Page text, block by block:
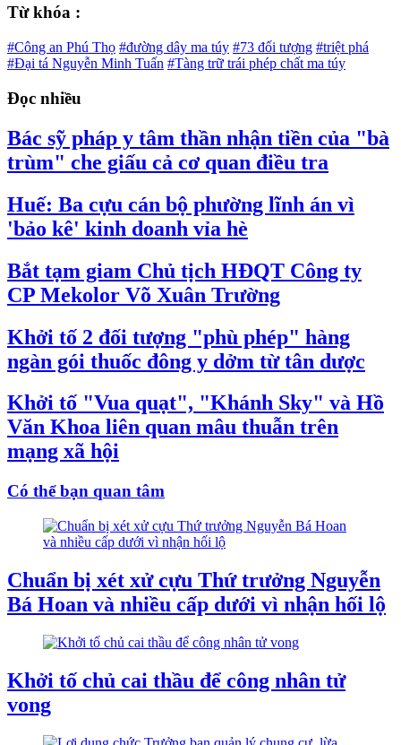
Từ khóa :
#Công an Phú Thọ #đường dây ma túy #73 đối tượng #triệt phá
#Đại tá Nguyễn Minh Tuấn #Tàng trữ trái phép chất ma túy
Đọc nhiều
Bác sỹ pháp y tâm thần nhận tiền của "bà
trùm" che giấu cả cơ quan điều tra
Huế: Ba cựu cán bộ phường lĩnh án vì
'bảo kê' kinh doanh vỉa hè
Bắt tạm giam Chủ tịch HĐQT Công ty
CP Mekolor Võ Xuân Trường
Khởi tố 2 đối tượng "phù phép" hàng
ngàn gói thuốc đông y dởm từ tân dược
Khởi tố "Vua quạt", "Khánh Sky" và Hồ
Văn Khoa liên quan mâu thuẫn trên
mạng xã hội
Có thể bạn quan tâm
Chuẩn bị xét xử cựu Thứ trưởng Nguyễn
Bá Hoan và nhiều cấp dưới vì nhận hối lộ
Khởi tố chủ cai thầu để công nhân tử
vong